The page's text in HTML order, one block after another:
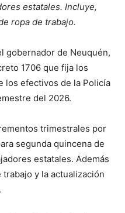
estatales. Incluye,
ropa de trabajo.
gobernador de Neuquén,
1706 que fija los
los efectivos de la Policía
del 2026.
trimestrales por
segunda quincena de
estatales. Además
y la actualización